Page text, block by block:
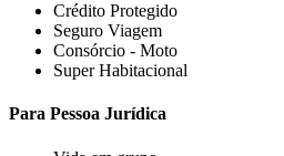
Crédito Protegido
Seguro Viagem
Consórcio - Moto
Super Habitacional
Para Pessoa Jurídica